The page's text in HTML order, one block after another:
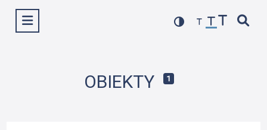
Wyświetl menu
OBIEKTY 1